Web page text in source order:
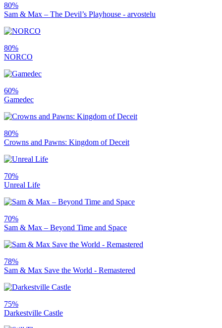
80%
Sam & Max – The Devil’s Playhouse - arvostelu
80%
NORCO
60%
Gamedec
80%
Crowns and Pawns: Kingdom of Deceit
70%
Unreal Life
70%
Sam & Max – Beyond Time and Space
78%
Sam & Max Save the World - Remastered
75%
Darkestville Castle